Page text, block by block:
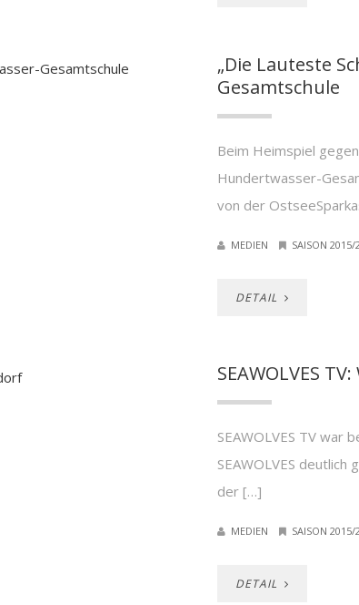
„Die Lauteste
Gesamtschule
Beim Heimspiel
Hundertwasser-
von der
MEDIEN SAISON 2015/
DETAIL
SEAWOLVES
SEAWOLVES TV war
SEAWOLVES
der […]
MEDIEN SAISON 2015/
DETAIL